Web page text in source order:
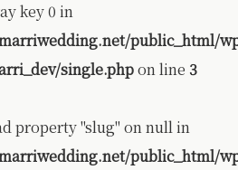
key 0 in
public_html/
single.phpon line 3
property "slug" on null in
public_html/